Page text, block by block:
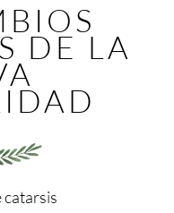
DE LA
catarsis